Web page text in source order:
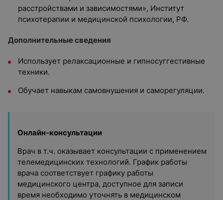
расстройствами и зависимостями», Институт
психотерапии и медицинской психологии, РФ.
Дополнительные сведения
Использует релаксационные и гипносуггестивные
техники.
Обучает навыкам самовнушения и саморегуляции.
Онлайн-консультации
Врач в т.ч. оказывает консультации с применением
телемедицинских технологий. График работы
врача соответствует графику работы
медицинского центра, доступное для записи
время необходимо уточнять в медицинском